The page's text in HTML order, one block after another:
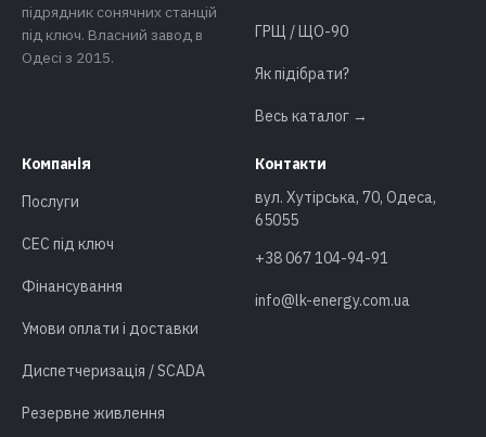
підрядник сонячних станцій
під ключ. Власний завод в
Одесі з 2015.
ГРЩ / ЩО-90
Як підібрати?
Весь каталог →
Компанія
Послуги
СЕС під ключ
Фінансування
Умови оплати і доставки
Диспетчеризація / SCADA
Резервне живлення
Контакти
вул. Хутірська, 70, Одеса,
65055
+38 067 104-94-91
info@lk-energy.com.ua